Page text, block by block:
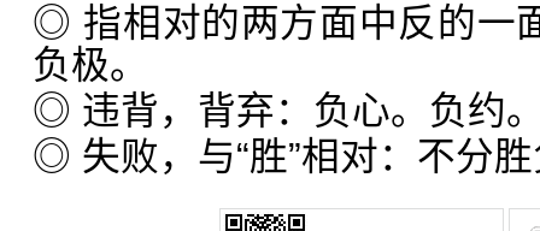
◎ 指相对的两方面中反的一
负极。
◎ 违背，背弃：负心。负约
◎ 失败，与“胜”相对：不分